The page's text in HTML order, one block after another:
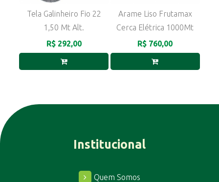
Tela Galinheiro Fio 22
1,50 Mt Alt.
R$ 292,00
Arame Liso Frutamax
Cerca Elétrica 1000Mt
R$ 760,00
Institucional
Quem Somos